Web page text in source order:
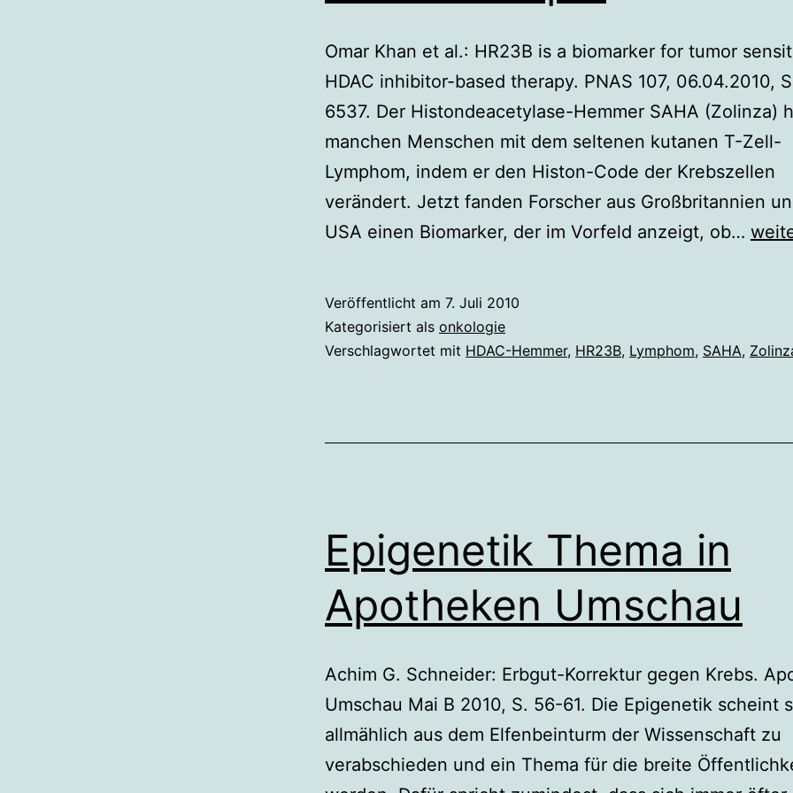
Omar Khan et al.: HR23B is a biomarker for tumor
HDAC inhibitor-based therapy. PNAS 107, 06.04.2010,
6537. Der Histondeacetylase-Hemmer SAHA (Zolinza)
manchen Menschen mit dem seltenen kutanen T-Zell-
Lymphom, indem er den Histon-Code der Krebszellen
verändert. Jetzt fanden Forscher aus Großbritannien
USA einen Biomarker, der im Vorfeld anzeigt, ob…
Veröffentlicht am 7. Juli 2010
Kategorisiert als onkologie
Verschlagwortet mit HDAC-Hemmer, HR23B, Lymphom, SAHA,
Epigenetik Thema in
Apotheken Umschau
Achim G. Schneider: Erbgut-Korrektur gegen Krebs.
Umschau Mai B 2010, S. 56-61. Die Epigenetik scheint
allmählich aus dem Elfenbeinturm der Wissenschaft zu
verabschieden und ein Thema für die breite